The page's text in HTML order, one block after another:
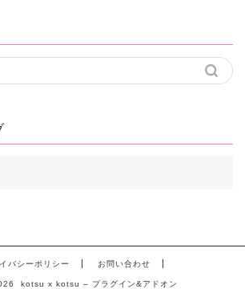
バシーポリシー お問い合わせ
kotsu x kotsu – プラグイン&アドオン